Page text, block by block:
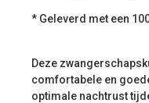
* Geleverd met een
Deze
comfortabele en
optimale nachtrust